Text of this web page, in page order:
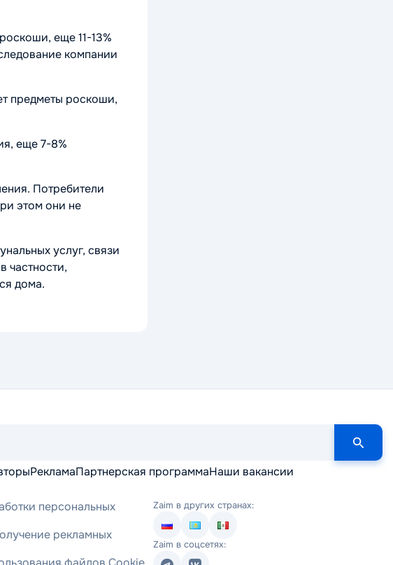
еще 11-13%
компании
предметы роскоши,
еще 7-8%
Потребители
этом они не
услуг, связи
частности,
дома.
РекламаПартнерская программаНаши вакансии
персональных
рекламных
Zaim в других странах:
Zaim в соцсетях: